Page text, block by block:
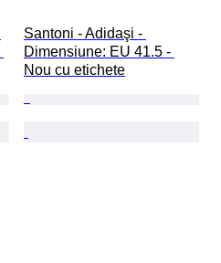
Santoni - Adidaşi -
Dimensiune: EU 41.5 -
Nou cu etichete